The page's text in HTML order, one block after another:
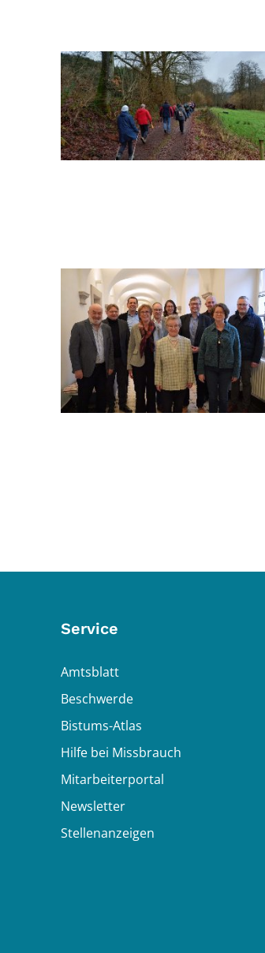
Service
Amtsblatt
Beschwerde
Bistums-Atlas
Hilfe bei Missbrauch
Mitarbeiterportal
Newsletter
Stellenanzeigen